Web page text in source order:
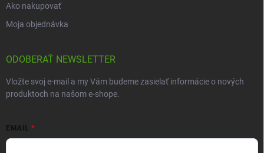
Ako nakupovať
Moja objednávka
ODOBERAŤ NEWSLETTER
Vložte svoj e-mail a my Vám budeme zasielať informácie o nových
produktoch na našom e-shope.
EMAIL